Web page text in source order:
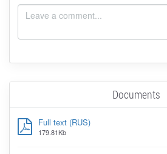
Documents
Full text (RUS)
179.81Kb